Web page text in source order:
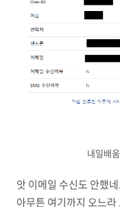
내일배
앗 이메일 수신도 안했
아무튼 여기까지 오느